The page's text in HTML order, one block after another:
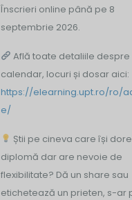
Înscrieri online până pe 8
septembrie 2026.
Află toate detaliile despre
calendar, locuri și dosar aici:
https://elearning.upt.ro/ro/
e/
Știi pe cineva care își
diplomă dar are nevoie de
flexibilitate? Dă un share sau
etichetează un prieten, s-ar